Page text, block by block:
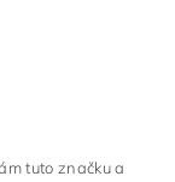
tuto značku a